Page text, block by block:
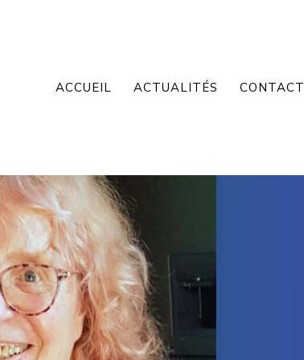
ACCUEIL ACTUALITÉS CONTACT